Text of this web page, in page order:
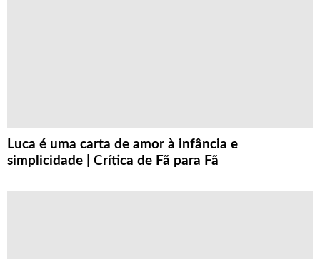
Luca é uma carta de amor à infância e
simplicidade | Crítica de Fã para Fã